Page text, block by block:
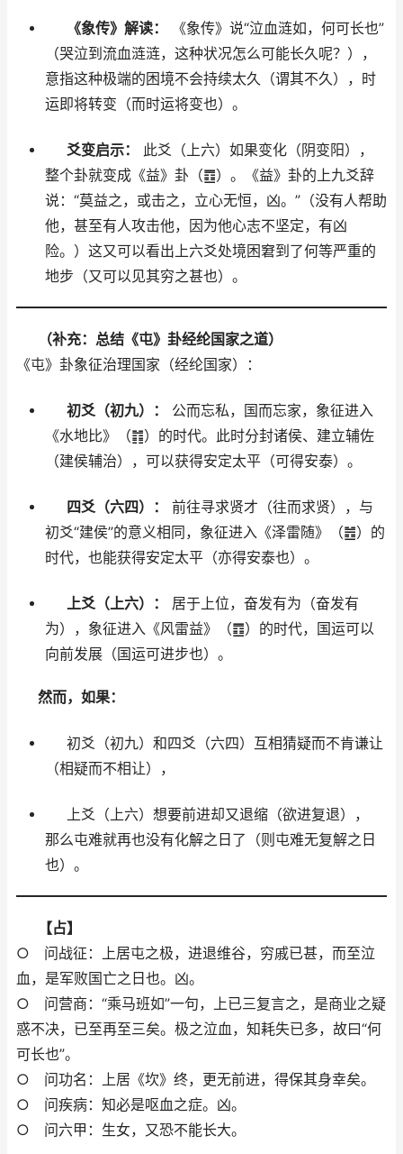
《象传》解读：
《象传》说“泣血涟如，何可长也”
（哭泣到流血涟涟，这种状况怎么可能长久呢？），
意指这种极端的困境不会持续太久（谓其不久），时
运即将转变（而时运将变也）。
爻变启示：
此爻（上六）如果变化（阴变阳），
整个卦就变成《益》卦（䷩）。《益》卦的上九爻辞
说：“莫益之，或击之，立心无恒，凶。”（没有人帮助
他，甚至有人攻击他，因为他心志不坚定，有凶
险。）这又可以看出上六爻处境困窘到了何等严重的
地步（又可以见其穷之甚也）。
（补充：总结《屯》卦经纶国家之道）
《屯》卦象征治理国家（经纶国家）：
初爻（初九）：
公而忘私，国而忘家，象征进入
《水地比》（䷇）的时代。此时分封诸侯、建立辅佐
（建侯辅治），可以获得安定太平（可得安泰）。
四爻（六四）：
前往寻求贤才（往而求贤），与
初爻“建侯”的意义相同，象征进入《泽雷随》（䷐）的
时代，也能获得安定太平（亦得安泰也）。
上爻（上六）：
居于上位，奋发有为（奋发有
为），象征进入《风雷益》（䷩）的时代，国运可以
向前发展（国运可进步也）。
然而，如果：
初爻（初九）和四爻（六四）互相猜疑而不肯谦让
（相疑而不相让），
上爻（上六）想要前进却又退缩（欲进复退），
那么屯难就再也没有化解之日了（则屯难无复解之日
也）。
【占】
○ 问战征：上居屯之极，进退维谷，穷戚已甚，而至泣
血，是军败国亡之日也。凶。
○ 问营商：“乘马班如”一句，上已三复言之，是商业之疑
惑不决，已至再至三矣。极之泣血，知耗失已多，故曰“何
可长也”。
○ 问功名：上居《坎》终，更无前进，得保其身幸矣。
○ 问疾病：知必是呕血之症。凶。
○ 问六甲：生女，又恐不能长大。